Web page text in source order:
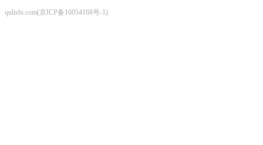
qulishi.com(京ICP备16054168号-1)